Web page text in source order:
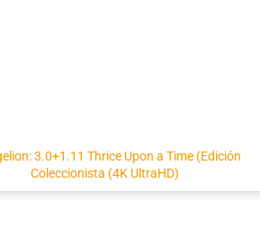
3.0+1.11 Thrice Upon a Time (Edición
Coleccionista (4K UltraHD)